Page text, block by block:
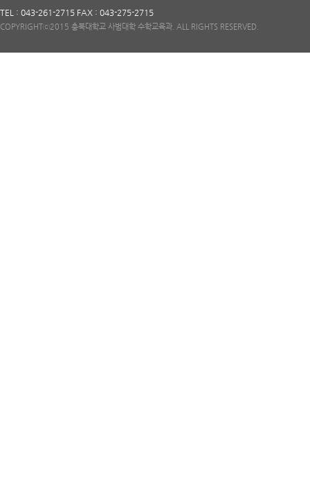
TEL : 043-261-2715 FAX : 043-275-2715
COPYRIGHTⓒ2015 충북대학교 사범대학 수학교육과. ALL RIGHTS RESERVED.